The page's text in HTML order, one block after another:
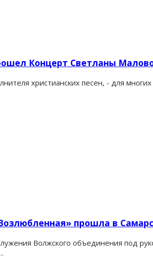
Концерт Светланы
христианских песен, - для
прошла в
Волжского объединения под